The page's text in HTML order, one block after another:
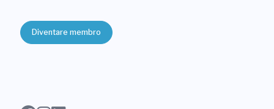
Shop
Login
Diventare membro